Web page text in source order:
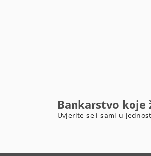
Bankarstvo
Uvjerite se i sami u